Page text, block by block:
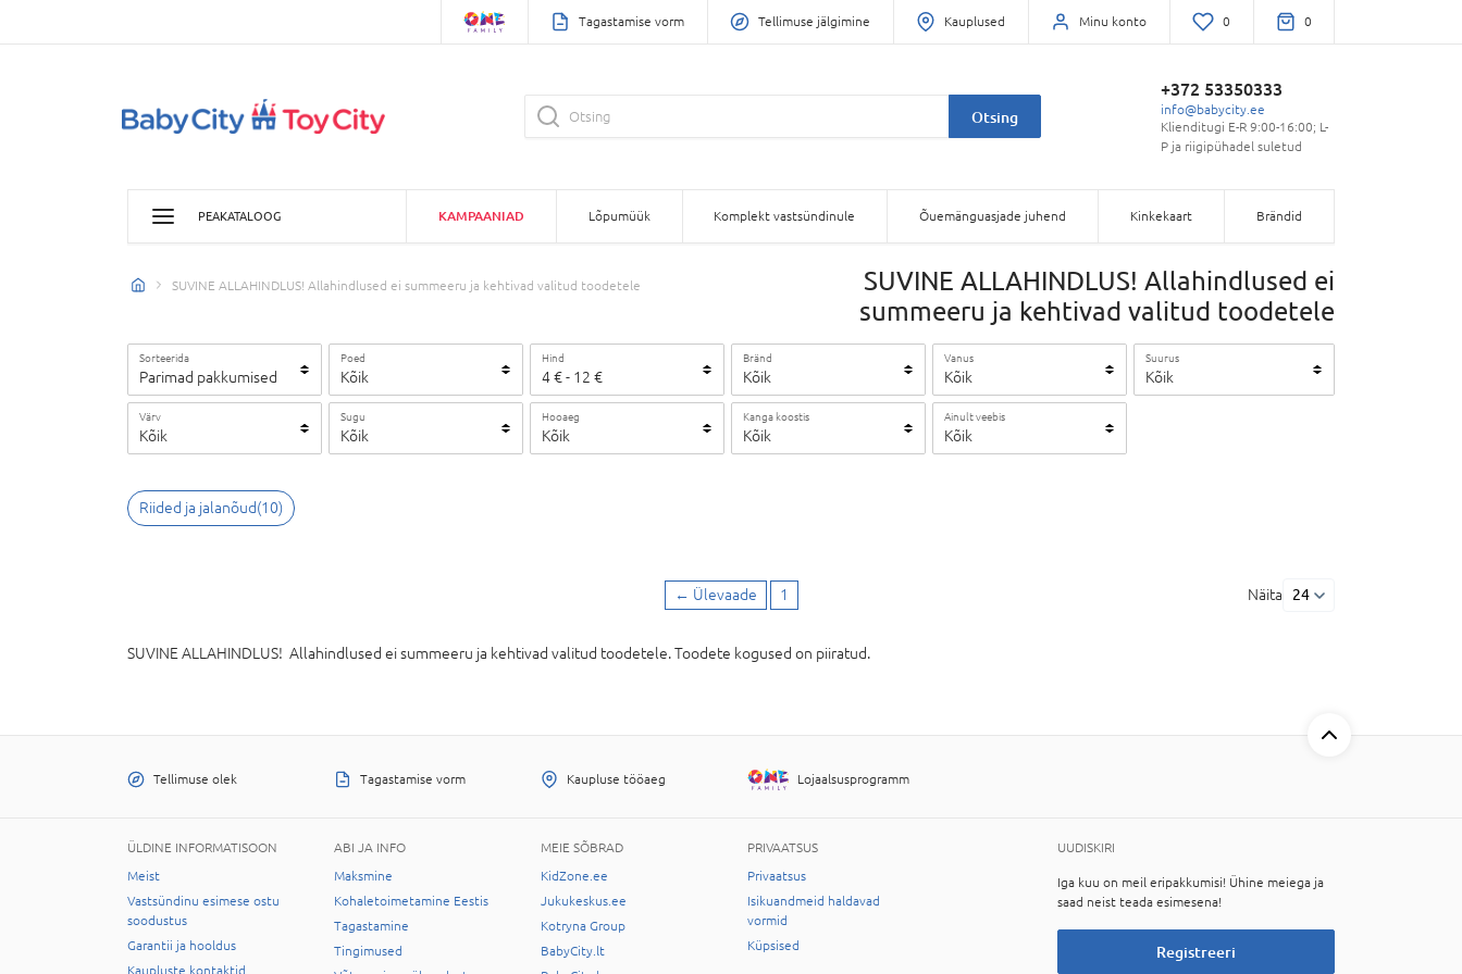
Tagastamise vorm Tellimuse jälgimine Kauplused Minu konto 0 0
Otsing
+372 53350333
info@babycity.ee
Klienditugi E-R 9:00-16:00; L-
P ja riigipühadel suletud
PEAKATALOOG KAMPAANIAD Lõpumüük Komplekt vastsündinule Õuemänguasjade juhend Kinkekaart Brändid
SUVINE ALLAHINDLUS! Allahindlused ei summeeru ja kehtivad valitud toodetele
SUVINE ALLAHINDLUS! Allahindlused ei
summeeru ja kehtivad valitud toodetele
Sorteerida
Parimad pakkumised
Poed
Kõik
Hind
4€- 12 €
Bränd
Kõik
Vanus
Kõik
Suurus
Kõik
Värv
Kõik
Sugu
Kõik
Hooaeg
Kõik
Kanga koostis
Kõik
Ainult veebis
Kõik
Riided ja jalanõud(10)
← Ülevaade 1 Näita 24
SUVINE ALLAHINDLUS! Allahindlused ei summeeru ja kehtivad valitud toodetele. Toodete kogused on piiratud.
Tellimuse olek Tagastamise vorm Kaupluse tööaeg Lojaalsusprogramm
ÜLDINE INFORMATISOON
Meist
Vastsündinu esimese ostu
soodustus
Garantii ja hooldus
Kaupluste kontaktid
ABI JA INFO
Maksmine
Kohaletoimetamine Eestis
Tagastamine
Tingimused
MEIE SÕBRAD
KidZone.ee
Jukukeskus.ee
Kotryna Group
BabyCity.lt
PRIVAATSUS
Privaatsus
Isikuandmeid haldavad
vormid
Küpsised
UUDISKIRI
Iga kuu on meil eripakkumisi! Ühine meiega ja
saad neist teada esimesena!
Registreeri